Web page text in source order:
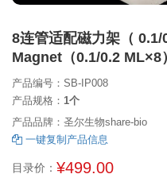
8连管适配磁力架（ 0.1/
Magnet（0.1/0.2 ML×8）
产品编号：SB-IP008
产品规格： 1个
产品品牌：圣尔生物share-bio
一键复制产品信息
目录价： ¥499.00